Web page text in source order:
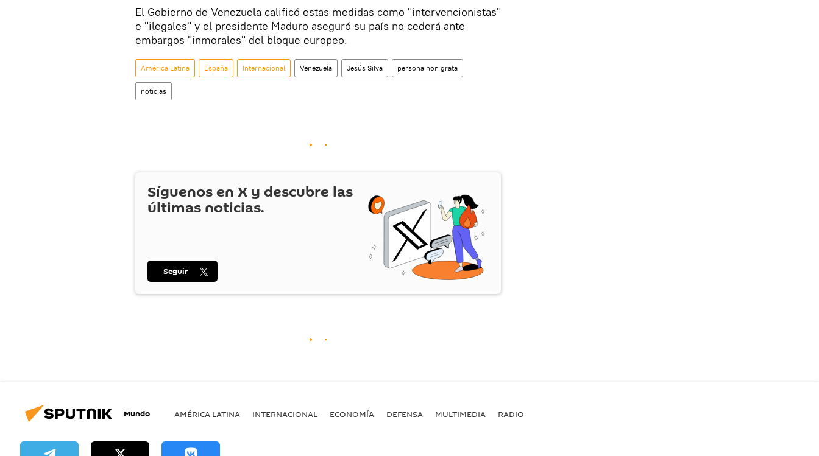
El Gobierno de Venezuela calificó estas medidas como "intervencionistas"
e "ilegales" y el presidente Maduro aseguró su país no cederá ante
embargos "inmorales" del bloque europeo.
América Latina España Internacional Venezuela Jesús Silva persona non grata
noticias
Síguenos en X y descubre las
últimas noticias.
Seguir
Mundo AMÉRICA LATINA INTERNACIONAL ECONOMÍA DEFENSA MULTIMEDIA RADIO